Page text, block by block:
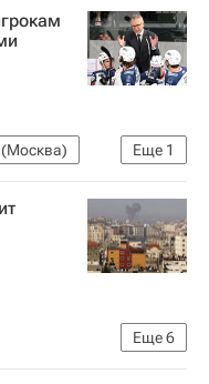
Еще 1
Еще6
Обострение палестино-израильского конфликта в 2023 году